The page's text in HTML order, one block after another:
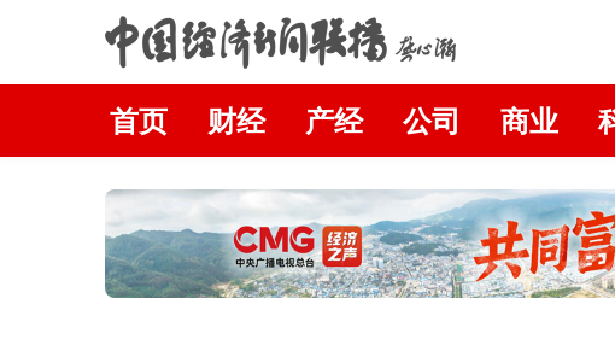
首页 财经 产经 公司 商业